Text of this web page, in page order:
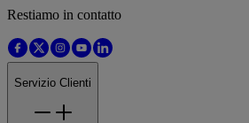
Restiamo in contatto
Servizio Clienti